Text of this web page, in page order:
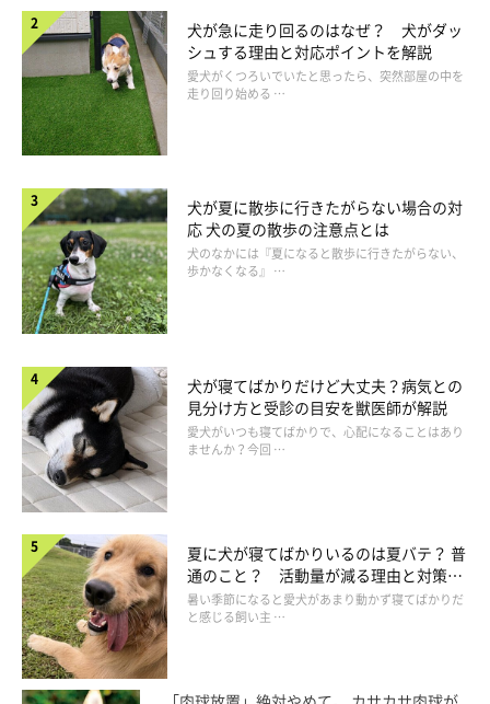
犬が急に走り回るのはなぜ？ 犬がダッ
シュする理由と対応ポイントを解説
愛犬がくつろいでいたと思ったら、突然部屋の中を
走り回り始める …
犬が夏に散歩に行きたがらない場合の対
応 犬の夏の散歩の注意点とは
犬のなかには『夏になると散歩に行きたがらない、
歩かなくなる』 …
犬が寝てばかりだけど大丈夫？病気との
見分け方と受診の目安を獣医師が解説
愛犬がいつも寝てばかりで、心配になることはあり
ませんか？今回 …
夏に犬が寝てばかりいるのは夏バテ？ 普
通のこと？ 活動量が減る理由と対策と
は
暑い季節になると愛犬があまり動かず寝てばかりだ
と感じる飼い主 …